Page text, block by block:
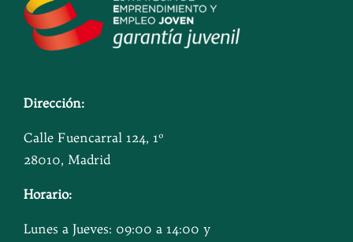
Dirección:
Calle Fuencarral 124, 1º
28010, Madrid
Horario:
Lunes a Jueves: 09:00 a 14:00 y